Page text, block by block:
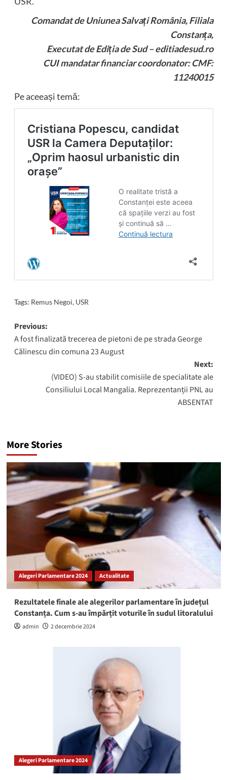
Comandat de Uniunea Salvați România, Filiala
Constanța,
Executat de Ediția de Sud – editiadesud.ro
CUI mandatar financiar coordonator: CMF:
11240015
Pe aceeași temă:
Tags: Remus Negoi, USR
Post
navigation
Previous:
A fost finalizată trecerea de pietoni de pe strada George
Călinescu din comuna 23 August
Next:
(VIDEO) S-au stabilit comisiile de specialitate ale
Consiliului Local Mangalia. Reprezentanții PNL au
ABSENTAT
More Stories
Alegeri Parlamentare 2024 Actualitate
Rezultatele finale ale alegerilor parlamentare în județul
Constanța. Cum s-au împărțit voturile în sudul litoralului
admin 2 decembrie 2024
Alegeri Parlamentare 2024